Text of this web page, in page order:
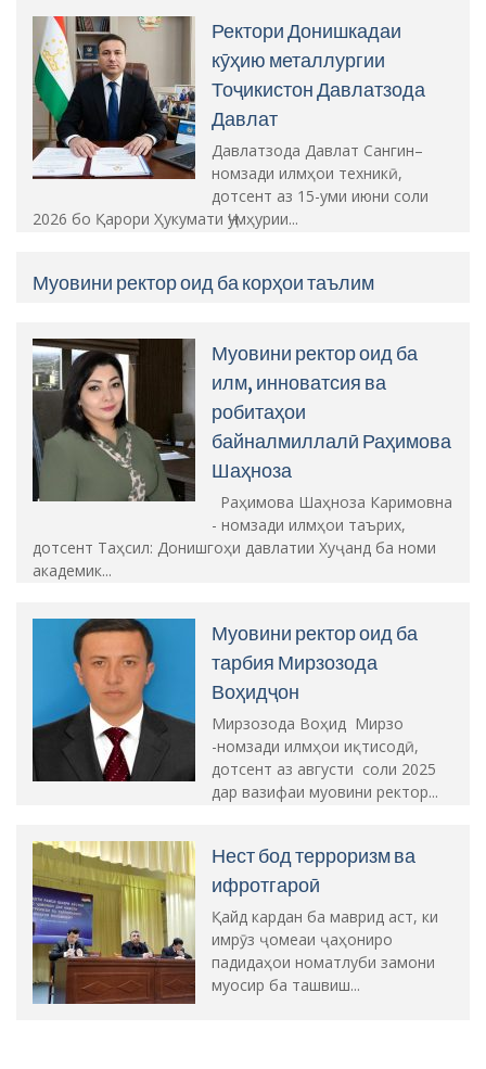
Ректори Донишкадаи
кӯҳию металлургии
Тоҷикистон Давлатзода
Давлат
Давлатзода Давлат Сангин–
номзади илмҳои техникӣ,
дотсент аз 15-уми июни соли
2026 бо Қарори Ҳукумати Ҷумҳурии...
Муовини ректор оид ба корҳои таълим
Муовини ректор оид ба
илм, инноватсия ва
робитаҳои
байналмиллалӣ Раҳимова
Шаҳноза
Раҳимова Шаҳноза Каримовна
- номзади илмҳои таърих,
дотсент Таҳсил: Донишгоҳи давлатии Хуҷанд ба номи
академик...
Муовини ректор оид ба
тарбия Мирзозода
Воҳидҷон
Мирзозода Воҳид Мирзо
-номзади илмҳои иқтисодӣ,
дотсент аз августи соли 2025
дар вазифаи муовини ректор...
Нест бод терроризм ва
ифротгароӣ
Қайд кардан ба маврид аст, ки
имрӯз ҷомеаи ҷаҳониро
падидаҳои номатлуби замони
муосир ба ташвиш...